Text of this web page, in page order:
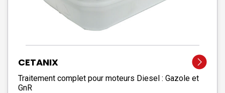
CETANIX
Traitement complet pour moteurs Diesel : Gazole et
GnR